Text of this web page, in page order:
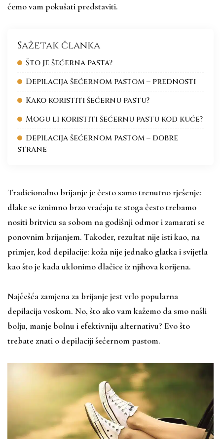
ćemo vam pokušati predstaviti.
Sažetak članka
Što je šećerna pasta?
Depilacija šećernom pastom – prednosti
Kako koristiti šećernu pastu?
Mogu li koristiti šećernu pastu kod kuće?
Depilacija šećernom pastom – dobre
strane
Tradicionalno brijanje je često samo trenutno rješenje:
dlake se iznimno brzo vraćaju te stoga često trebamo
nositi britvicu sa sobom na godišnji odmor i zamarati se
ponovnim brijanjem. Također, rezultat nije isti kao, na
primjer, kod depilacije: koža nije jednako glatka i svijetla
kao što je kada uklonimo dlačice iz njihova korijena.
Najčešća zamjena za brijanje jest vrlo popularna
depilacija voskom. No, što ako vam kažemo da smo našli
bolju, manje bolnu i efektivniju alternativu? Evo što
trebate znati o depilaciji šećernom pastom.